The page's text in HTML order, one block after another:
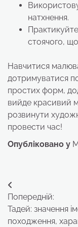
натхнення.
стоячого,
Навчитися
дотримуватися
простих форм,
вийде красивий
розвинути
провести час!
Опубліковано у
Навігація
записів
Попередній:
Тадей: значення
походження,